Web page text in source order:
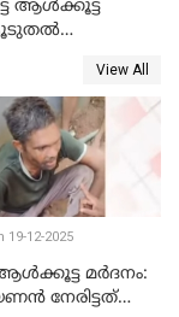
ആള്‍ക്കൂട്ട
വിവരം
View All
19-12-2025
മർദനം:
നേരിട്ടത്